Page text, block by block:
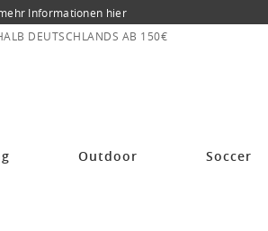
Informationen hier
DEUTSCHLANDS AB 150€
Outdoor Soccer
Team Kurzarm (100% Polyester) royalblau Herren